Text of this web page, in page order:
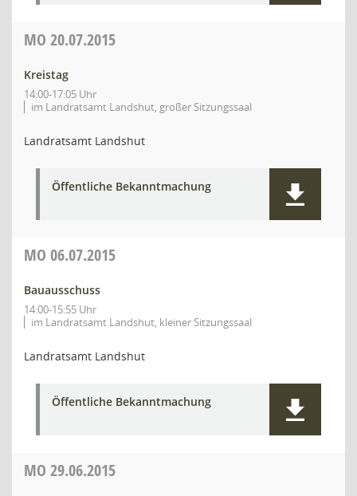
MO 20.07.2015
Kreistag
14:00-17:05 Uhr
im Landratsamt Landshut, großer Sitzungssaal
Landratsamt Landshut
Öffentliche Bekanntmachung
MO 06.07.2015
Bauausschuss
14:00-15:55 Uhr
im Landratsamt Landshut, kleiner Sitzungssaal
Landratsamt Landshut
Öffentliche Bekanntmachung
MO 29.06.2015